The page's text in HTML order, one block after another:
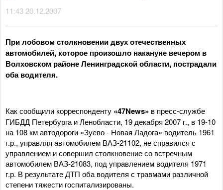
11:43 20.12.2007
При лобовом столкновении двух отечественных
автомобилей, которое произошло накануне вечером в
Волховском районе Ленинградской области, пострадали
оба водителя.
Как сообщили корреспонденту «47News» в пресс-службе
ГИБДД Петербурга и Ленобласти, 19 декабря 2007 г., в 19-10
на 108 км автодороги «Зуево - Новая Ладога» водитель 1961
г.р., управляя автомобилем ВАЗ-21102, не справился с
управлением и совершил столкновение со встречным
автомобилем ВАЗ-21083, под управлением водителя 1971
г.р. В результате ДТП оба водителя с травмами различной
степени тяжести госпитализированы.